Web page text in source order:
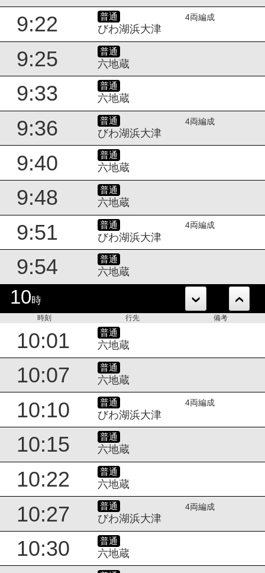
9:22 普通
びわ湖浜大津
4両編成
9:25 普通
六地蔵
9:33 普通
六地蔵
9:36 普通
びわ湖浜大津
4両編成
9:40 普通
六地蔵
9:48 普通
六地蔵
9:51 普通
びわ湖浜大津
4両編成
9:54 普通
六地蔵
10時
時刻 行先 備考
10:01 普通
六地蔵
10:07 普通
六地蔵
10:10 普通
びわ湖浜大津
4両編成
10:15 普通
六地蔵
10:22 普通
六地蔵
10:27 普通
びわ湖浜大津
4両編成
10:30 普通
六地蔵